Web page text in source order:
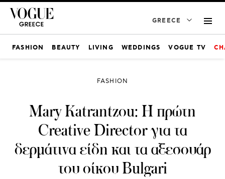
GREECE
FASHION BEAUTY LIVING WEDDINGS VOGUE TV
FASHION
Mary Katrantzou: Η πρώτη
Creative Director για τα
δερμάτινα είδη και τα αξεσουάρ
του οίκου Bulgari